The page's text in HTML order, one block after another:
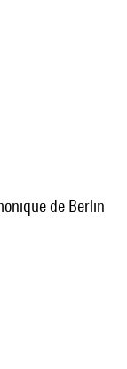
de Berlin